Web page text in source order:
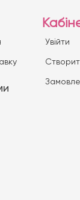
Увійти